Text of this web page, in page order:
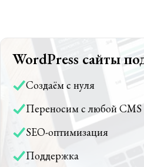
WordPress сайты
Создаём с нуля
Переносим с любой CMS
SEO-оптимизация
Поддержка